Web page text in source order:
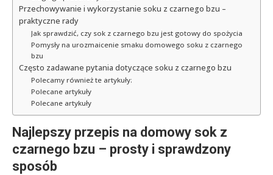
Przechowywanie i wykorzystanie soku z czarnego bzu –
praktyczne rady
Jak sprawdzić, czy sok z czarnego bzu jest gotowy do spożycia
Pomysły na urozmaicenie smaku domowego soku z czarnego
bzu
Często zadawane pytania dotyczące soku z czarnego bzu
Polecamy również te artykuły:
Polecane artykuły
Polecane artykuły
Najlepszy przepis na domowy sok z
czarnego bzu – prosty i sprawdzony
sposób